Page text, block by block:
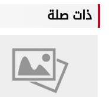
ذات صلة